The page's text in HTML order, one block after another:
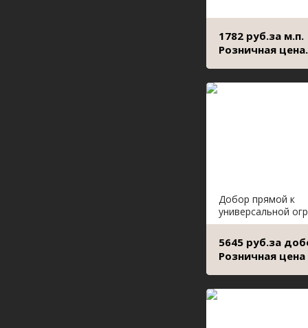
1782 руб.за м.п.
Розничная цена.
Добор прямой к
универсальной
5645 руб.за
Розничная цена